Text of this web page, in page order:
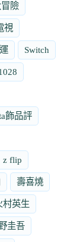
險
視
Switch
飾品評
z flip
壽喜燒
村英生
圭吾